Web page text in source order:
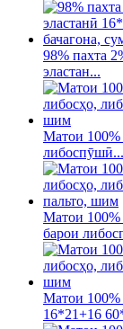
98% пахта
эластан...
Матои 100%
либоспӯшӣ...
Матои 100%
барои
Матои 100%
16*21+16